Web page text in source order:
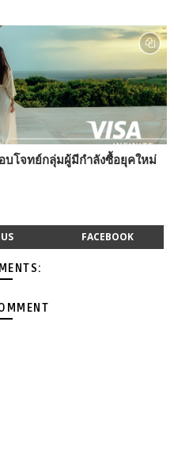
บโจทย์กลุ่มผู้มีกำลังซื้อยุคใหม่
FACEBOOK